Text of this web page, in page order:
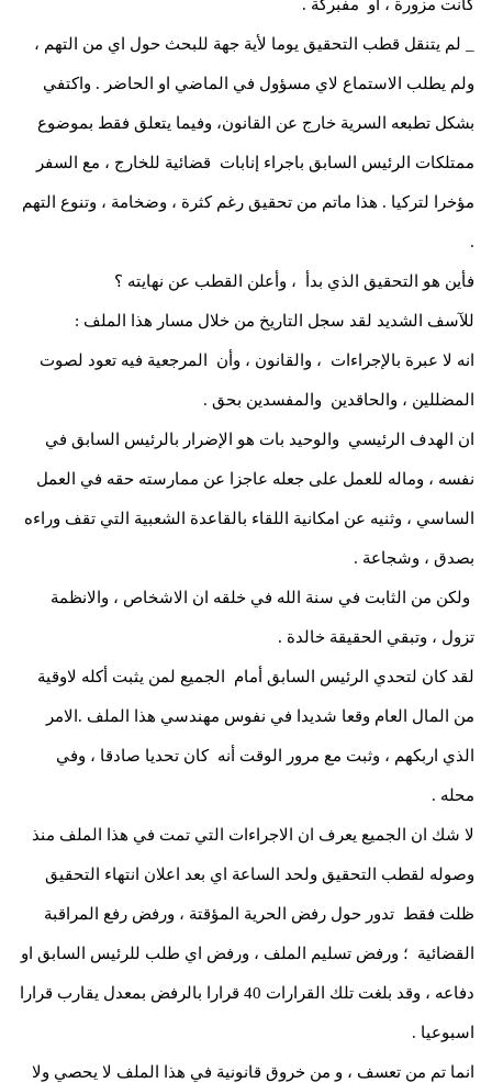
كانت مزورة ، أو مفبركة .
_ لم يتنقل قطب التحقيق يوما لأية جهة للبحث حول اي من التهم ،
ولم يطلب الاستماع لاي مسؤول في الماضي او الحاضر . واكتفي
بشكل تطبعه السرية خارج عن القانون، وفيما يتعلق فقط بموضوع
ممتلكات الرئيس السابق باجراء إنابات قضائية للخارج ، مع السفر
مؤخرا لتركيا . هذا ماتم من تحقيق رغم كثرة ، وضخامة ، وتنوع التهم
.
فأين هو التحقيق الذي بدأ ، وأعلن القطب عن نهايته ؟
للآسف الشديد لقد سجل التاريخ من خلال مسار هذا الملف :
انه لا عبرة بالإجراءات ، والقانون ، وأن المرجعية فيه تعود لصوت
المضللين ، والحاقدين والمفسدين بحق .
ان الهدف الرئيسي والوحيد بات هو الإضرار بالرئيس السابق في
نفسه ، وماله للعمل على جعله عاجزا عن ممارسته حقه في العمل
الساسي ، وثنيه عن امكانية اللقاء بالقاعدة الشعبية التي تقف وراءه
بصدق ، وشجاعة .
ولكن من الثابت في سنة الله في خلقه ان الاشخاص ، والانظمة
تزول ، وتبقي الحقيقة خالدة .
لقد كان لتحدي الرئيس السابق أمام الجميع لمن يثبت أكله لاوقية
من المال العام وقعا شديدا في نفوس مهندسي هذا الملف .الامر
الذي اربكهم ، وثبت مع مرور الوقت أنه كان تحديا صادقا ، وفي
محله .
لا شك ان الجميع يعرف ان الاجراءات التي تمت في هذا الملف منذ
وصوله لقطب التحقيق ولحد الساعة اي بعد اعلان انتهاء التحقيق
ظلت فقط تدور حول رفض الحرية المؤقتة ، ورفض رفع المراقبة
القضائية ؛ ورفض تسليم الملف ، ورفض اي طلب للرئيس السابق او
دفاعه ، وقد بلغت تلك القرارات 40 قرارا بالرفض بمعدل يقارب قرارا
اسبوعيا .
انما تم من تعسف ، و من خروق قانونية في هذا الملف لا يحصي ولا